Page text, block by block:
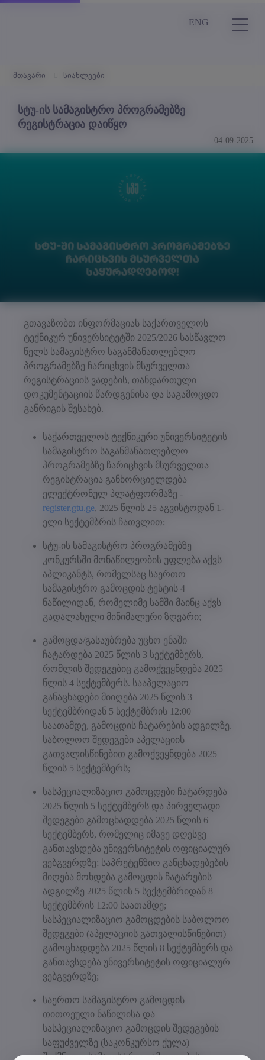
ENG
მთავარი სიახლეები
სტუ-ის სამაგისტრო პროგრამებზე
რეგისტრაცია დაიწყო
04-09-2025
გთავაზობთ ინფორმაციას საქართველოს
ტექნიკურ უნივერსიტეტში 2025/2026 სასწავლო
წელს სამაგისტრო საგანმანათლებლო
პროგრამებზე ჩარიცხვის მსურველთა
რეგისტრაციის ვადების, თანდართული
დოკუმენტაციის წარდგენისა და საგამოცდო
განრიგის შესახებ.
საქართველოს ტექნიკური უნივერსიტეტის
სამაგისტრო საგანმანათლებლო
პროგრამებზე ჩარიცხვის მსურველთა
რეგისტრაცია განხორციელდება
ელექტრონულ პლატფორმაზე -
register.gtu.ge, 2025 წლის 25 აგვისტოდან 1-
ელი სექტემბრის ჩათვლით;
სტუ-ის სამაგისტრო პროგრამებზე
კონკურსში მონაწილეობის უფლება აქვს
აპლიკანტს, რომელსაც საერთო
სამაგისტრო გამოცდის ტესტის 4
ნაწილიდან, რომელიმე სამში მაინც აქვს
გადალახული მინიმალური ზღვარი;
გამოცდა/გასაუბრება უცხო ენაში
ჩატარდება 2025 წლის 3 სექტემბერს,
რომლის შედეგებიც გამოქვეყნდება 2025
წლის 4 სექტემბერს. სააპელაციო
განაცხადები მიიღება 2025 წლის 3
სექტემბრიდან 5 სექტემბრის 12:00
საათამდე, გამოცდის ჩატარების ადგილზე.
საბოლოო შედეგები აპელაციის
გათვალისწინებით გამოქვეყნდება 2025
წლის 5 სექტემბერს;
სასპეციალიზაციო გამოცდები ჩატარდება
2025 წლის 5 სექტემბერს და პირველადი
შედეგები გამოცხადდება 2025 წლის 6
სექტემბერს, რომელიც იმავე დღესვე
განთავსდება უნივერსიტეტის ოფიციალურ
ვებგვერდზე; საპრეტენზიო განცხადებების
მიღება მოხდება გამოცდის ჩატარების
ადგილზე 2025 წლის 5 სექტემბრიდან 8
სექტემბრის 12:00 საათამდე;
სასპეციალიზაციო გამოცდების საბოლოო
შედეგები (აპელაციის გათვალისწინებით)
გამოცხადდება 2025 წლის 8 სექტემბერს და
განთავსდება უნივერსიტეტის ოფიციალურ
ვებგვერდზე;
საერთო სამაგისტრო გამოცდის
თითოეული ნაწილისა და
სასპეციალიზაციო გამოცდის შედეგების
საფუძველზე (საკონკურსო ქულა)
შექმნილი სამაგისტრო გამოცდების